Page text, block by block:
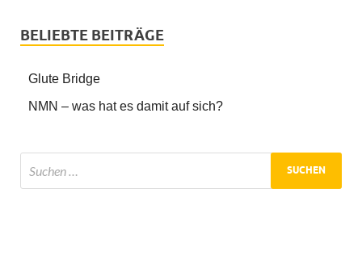
BELIEBTE BEITRÄGE
Glute Bridge
NMN – was hat es damit auf sich?